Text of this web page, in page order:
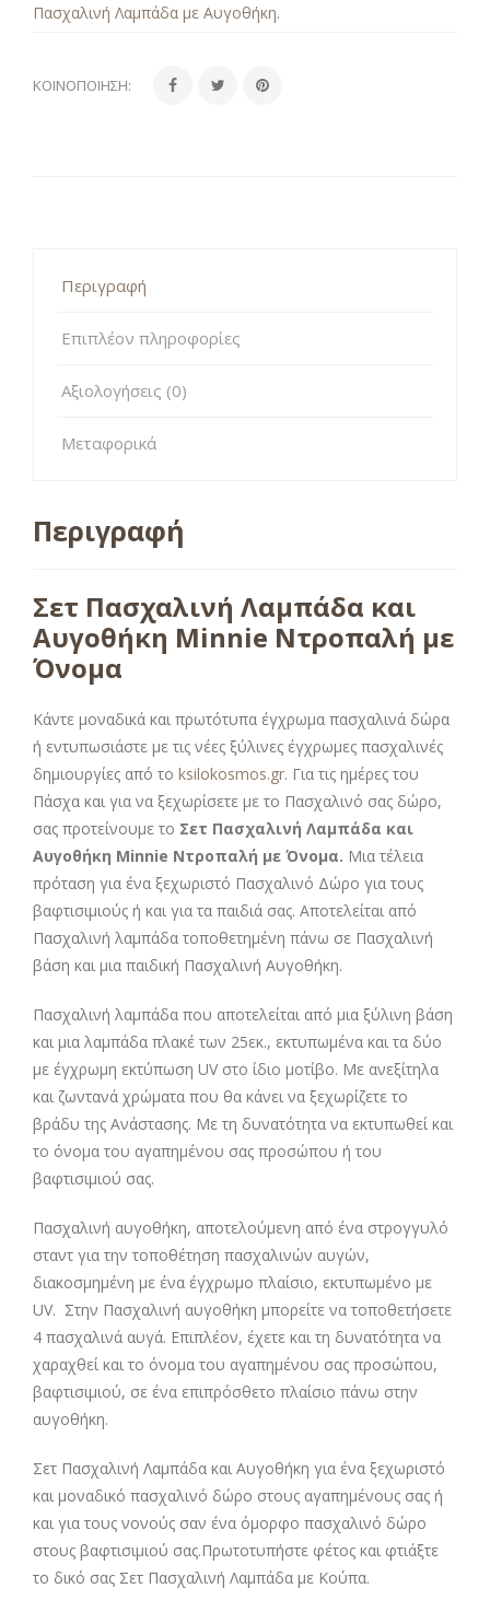
Πασχαλινή Λαμπάδα με Αυγοθήκη.
ΚΟΙΝΟΠΟΊΗΣΗ:
Περιγραφή
Επιπλέον πληροφορίες
Αξιολογήσεις (0)
Μεταφορικά
Περιγραφή
Σετ Πασχαλινή Λαμπάδα και
Αυγοθήκη Minnie Ντροπαλή με
Όνομα
Κάντε μοναδικά και πρωτότυπα έγχρωμα πασχαλινά δώρα
ή εντυπωσιάστε με τις νέες ξύλινες έγχρωμες πασχαλινές
δημιουργίες από το ksilokosmos.gr. Για τις ημέρες του
Πάσχα και για να ξεχωρίσετε με το Πασχαλινό σας δώρο,
σας προτείνουμε το Σετ Πασχαλινή Λαμπάδα και
Αυγοθήκη Minnie Ντροπαλή με Όνομα. Μια τέλεια
πρόταση για ένα ξεχωριστό Πασχαλινό Δώρο για τους
βαφτισιμιούς ή και για τα παιδιά σας. Αποτελείται από
Πασχαλινή λαμπάδα τοποθετημένη πάνω σε Πασχαλινή
βάση και μια παιδική Πασχαλινή Αυγοθήκη.
Πασχαλινή λαμπάδα που αποτελείται από μια ξύλινη βάση
και μια λαμπάδα πλακέ των 25εκ., εκτυπωμένα και τα δύο
με έγχρωμη εκτύπωση UV στο ίδιο μοτίβο. Με ανεξίτηλα
και ζωντανά χρώματα που θα κάνει να ξεχωρίζετε το
βράδυ της Ανάστασης. Με τη δυνατότητα να εκτυπωθεί και
το όνομα του αγαπημένου σας προσώπου ή του
βαφτισιμιού σας.
Πασχαλινή αυγοθήκη, αποτελούμενη από ένα στρογγυλό
σταντ για την τοποθέτηση πασχαλινών αυγών,
διακοσμημένη με ένα έγχρωμο πλαίσιο, εκτυπωμένο με
UV. Στην Πασχαλινή αυγοθήκη μπορείτε να τοποθετήσετε
4 πασχαλινά αυγά. Επιπλέον, έχετε και τη δυνατότητα να
χαραχθεί και το όνομα του αγαπημένου σας προσώπου,
βαφτισιμιού, σε ένα επιπρόσθετο πλαίσιο πάνω στην
αυγοθήκη.
Σετ Πασχαλινή Λαμπάδα και Αυγοθήκη για ένα ξεχωριστό
και μοναδικό πασχαλινό δώρο στους αγαπημένους σας ή
και για τους νονούς σαν ένα όμορφο πασχαλινό δώρο
στους βαφτισιμιού σας.Πρωτοτυπήστε φέτος και φτιάξτε
το δικό σας Σετ Πασχαλινή Λαμπάδα με Κούπα.